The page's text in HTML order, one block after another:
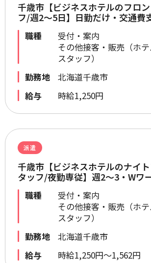
千歳市【ビジネスホテルのフロ
フ/週2～5日】日勤だけ・交通費
職種
受付・案内
その他接客・販売（ホ
スタッフ）
勤務地
北海道千歳市
給与
時給1,250円
派遣
千歳市【ビジネスホテルのナイ
タッフ/夜勤専従】週2～3・Wワ
職種
受付・案内
その他接客・販売（ホ
スタッフ）
勤務地
北海道千歳市
給与
時給1,250円～1,562円